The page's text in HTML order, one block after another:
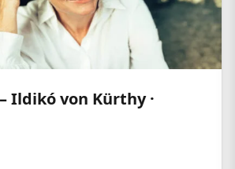
Ildikó von Kürthy ·